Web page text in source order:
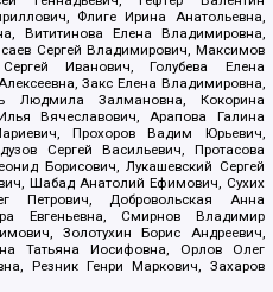
Флиге Ирина Анатольевна,
Вититинова Елена Владимировна,
Сергей Владимирович, Максимов
Иванович, Голубева Елена
Закс Елена Владимировна,
Людмила Залмановна, Кокорина
Вячеславович, Арапова Галина
Прохоров Вадим Юрьевич,
Сергей Васильевич, Протасова
Борисович, Лукашевский Сергей
Шабад Анатолий Ефимович, Сухих
Петрович, Добровольская Анна
Евгеньевна, Смирнов Владимир
Золотухин Борис Андреевич,
Татьяна Иосифовна, Орлов Олег
Резник Генри Маркович, Захаров